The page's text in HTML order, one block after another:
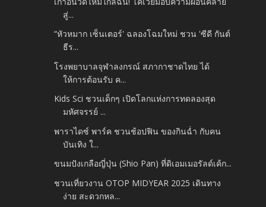
สู่...
“หัวหมาก เซ็นเตอร์' ฉลองโฉมใหม่ ชวน 'ซีดี กันต์
ธีร...
โรงพยาบาลจุฬาลงกรณ์ สภากาชาดไทย ได้
ให้การต้อนรับ ค...
Kids Sci ชวนเด็กๆ เปิดโลกแห่งการทดลองสุด
มหัศจรรย์ ...
พาราไดซ์ พาร์ค ชวนช้อปฟิน ของกินฉ่ำ กับคน
บันเทิง ใ...
ขนมปังเกลือญี่ปุ่น (Shio Pan) ที่ดิเอมเมอรัลด์เค้ก...
ชวนเที่ยวงาน OTOP MIDYEAR 2025 เดินทาง
ง่าย สะดวกหล...